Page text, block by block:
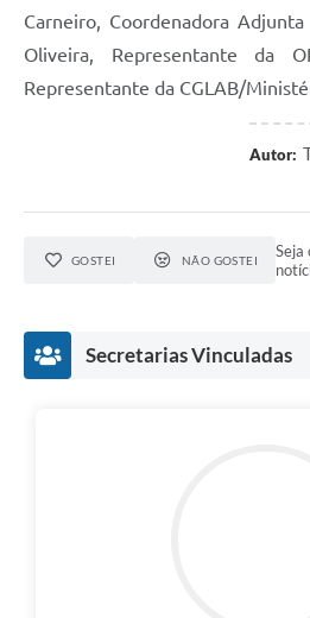
Carneiro, Coordenadora
Oliveira, Representante da
Representante da CGLAB/
Autor:
GOSTEI NÃO GOSTEI
Seja
Secretarias Vinculadas